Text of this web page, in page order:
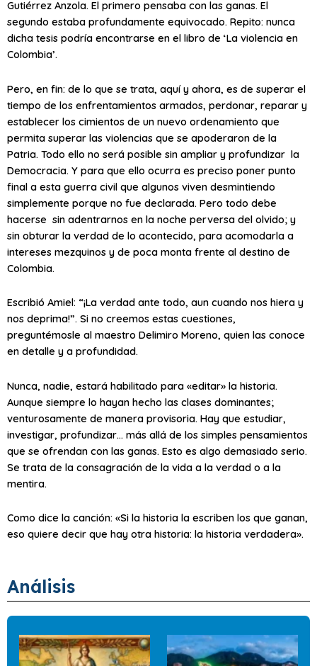
Gutiérrez Anzola. El primero pensaba con las ganas. El
segundo estaba profundamente equivocado. Repito: nunca
dicha tesis podría encontrarse en el libro de ‘La violencia en
Colombia’.
Pero, en fin: de lo que se trata, aquí y ahora, es de superar el
tiempo de los enfrentamientos armados, perdonar, reparar y
establecer los cimientos de un nuevo ordenamiento que
permita superar las violencias que se apoderaron de la
Patria. Todo ello no será posible sin ampliar y profundizar la
Democracia. Y para que ello ocurra es preciso poner punto
final a esta guerra civil que algunos viven desmintiendo
simplemente porque no fue declarada. Pero todo debe
hacerse sin adentrarnos en la noche perversa del olvido; y
sin obturar la verdad de lo acontecido, para acomodarla a
intereses mezquinos y de poca monta frente al destino de
Colombia.
Escribió Amiel: “¡La verdad ante todo, aun cuando nos hiera y
nos deprima!”. Si no creemos estas cuestiones,
preguntémosle al maestro Delimiro Moreno, quien las conoce
en detalle y a profundidad.
Nunca, nadie, estará habilitado para «editar» la historia.
Aunque siempre lo hayan hecho las clases dominantes;
venturosamente de manera provisoria. Hay que estudiar,
investigar, profundizar… más allá de los simples pensamientos
que se ofrendan con las ganas. Esto es algo demasiado serio.
Se trata de la consagración de la vida a la verdad o a la
mentira.
Como dice la canción: «Si la historia la escriben los que ganan,
eso quiere decir que hay otra historia: la historia verdadera».
Análisis